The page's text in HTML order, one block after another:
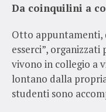
Da coinquilini a
Otto appuntamenti,
esserci”,
vivono in collegio a
lontano dalla
studenti sono